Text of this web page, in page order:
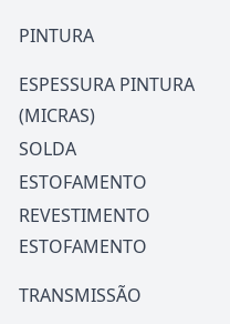
PINTURA
ESPESSURA PINTURA
(MICRAS)
SOLDA
ESTOFAMENTO
REVESTIMENTO
ESTOFAMENTO
TRANSMISSÃO